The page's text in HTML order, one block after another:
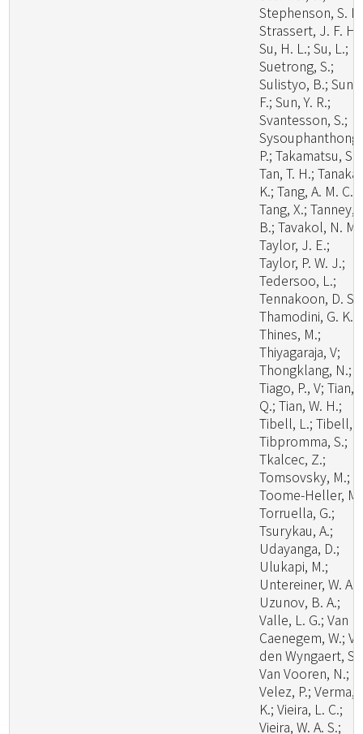
Stephenson, S.
Strassert, J. F. H.;
Su, H. L.; Su, L.;
Suetrong, S.;
Sulistyo, B.; Sun,
F.; Sun, Y. R.;
Svantesson, S.;
Sysouphanthong,
P.; Takamatsu, S.;
Tan, T. H.; Tanaka,
K.; Tang, A. M. C.;
Tang, X.; Tanney,
B.; Tavakol, N. M.;
Taylor, J. E.;
Taylor, P. W. J.;
Tedersoo, L.;
Tennakoon, D. S.;
Thamodini, G. K.;
Thines, M.;
Thiyagaraja, V;
Thongklang, N.;
Tiago, P., V; Tian,
Q.; Tian, W. H.;
Tibell, L.; Tibell,
Tibpromma, S.;
Tkalcec, Z.;
Tomsovsky, M.;
Toome-Heller,
Torruella, G.;
Tsurykau, A.;
Udayanga, D.;
Ulukapi, M.;
Untereiner, W. A.;
Uzunov, B. A.;
Valle, L. G.; Van
Caenegem, W.;
den Wyngaert, S.;
Van Vooren, N.;
Velez, P.; Verma,
K.; Vieira, L. C.;
Vieira, W. A. S.;